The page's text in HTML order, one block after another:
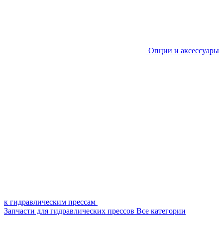
Опции и аксессуары
к гидравлическим прессам
Запчасти для гидравлических прессов Все категории